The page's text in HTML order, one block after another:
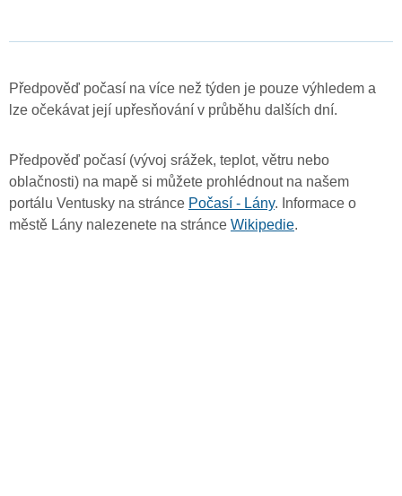
Předpověď počasí na více než týden je pouze výhledem a
lze očekávat její upřesňování v průběhu dalších dní.
Předpověď počasí (vývoj srážek, teplot, větru nebo
oblačnosti) na mapě si můžete prohlédnout na našem
portálu Ventusky na stránce Počasí - Lány. Informace o
městě Lány nalezenete na stránce Wikipedie.